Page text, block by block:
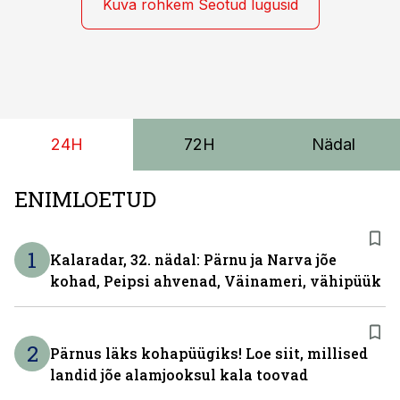
tarbesõiduki konfigureerimiseks. Kia PV5 on saadaval
kahe- ja kolmekohalise pakiautona, 5-kohalise
Kuva rohkem Seotud lugusid
24H 72H Nädal
ENIMLOETUD
1
Kalaradar, 32. nädal: Pärnu ja Narva jõe
kohad, Peipsi ahvenad, Väinameri, vähipüük
2
Pärnus läks kohapüügiks! Loe siit, millised
landid jõe alamjooksul kala toovad